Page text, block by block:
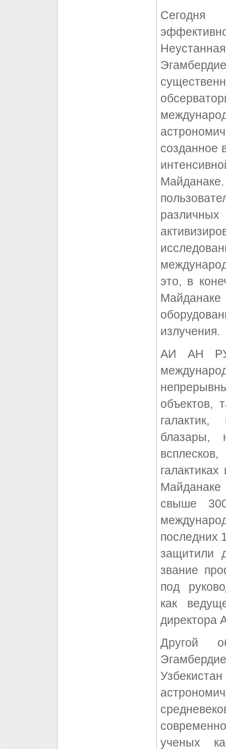
Сегодня
созданное
это, в
излучения.
АИ АН
объектов,
блазары,
свыше
последних
защитили
звание
под
как
директора
Другой
ученых